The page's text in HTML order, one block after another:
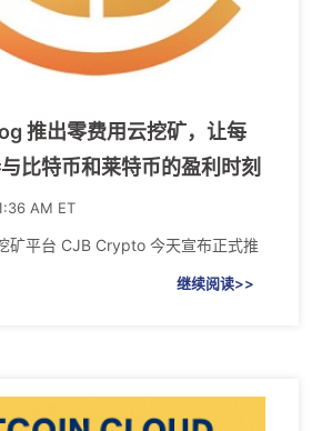
推出零费用云挖矿，让每
比特币和莱特币的盈利时刻
AM ET
矿平台 CJB Crypto 今天宣布正式推
继续阅读>>